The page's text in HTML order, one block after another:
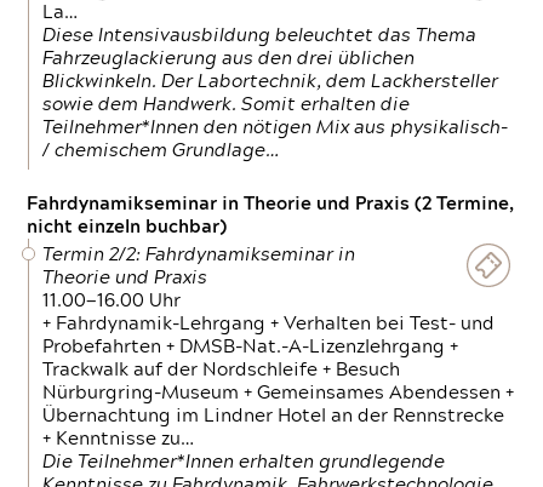
La…
Diese Intensivausbildung beleuchtet das Thema
Fahrzeuglackierung aus den drei üblichen
Blickwinkeln. Der Labortechnik, dem Lackhersteller
sowie dem Handwerk. Somit erhalten die
Teilnehmer*Innen den nötigen Mix aus physikalisch-
/ chemischem Grundlage…
Fahrdynamikseminar in Theorie und Praxis (2 Termine,
nicht einzeln buchbar)
Termin 2/2: Fahrdynamikseminar in
Theorie und Praxis
11.00—16.00 Uhr
+ Fahrdynamik-Lehrgang + Verhalten bei Test- und
Probefahrten + DMSB-Nat.-A-Lizenzlehrgang +
Trackwalk auf der Nordschleife + Besuch
Nürburgring-Museum + Gemeinsames Abendessen +
Übernachtung im Lindner Hotel an der Rennstrecke
+ Kenntnisse zu…
Die Teilnehmer*Innen erhalten grundlegende